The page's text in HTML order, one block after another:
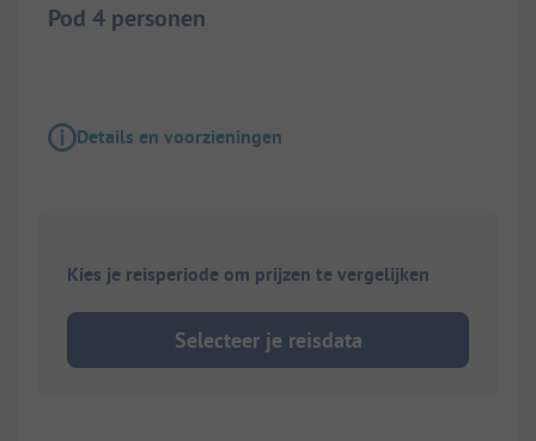
Pod 4 personen
Details en voorzieningen
Kies je reisperiode om prijzen te vergelijken
Selecteer je reisdata